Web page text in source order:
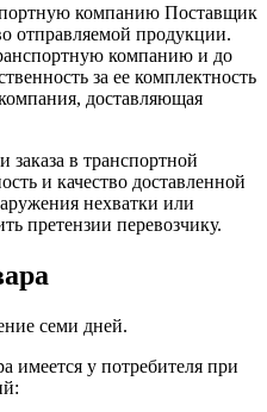
компанию Поставщик
отправляемой продукции.
компанию и до
за ее комплектность
доставляющая
в транспортной
и качество доставленной
нехватки или
претензии перевозчику.
семи дней.
имеется у потребителя при